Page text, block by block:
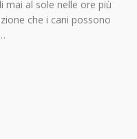
mai al sole nelle ore più
che i cani possono